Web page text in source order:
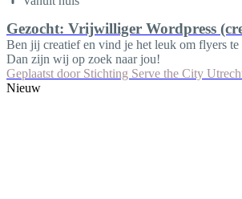
Gezocht: Vrijwilliger Wordpress
Ben jij creatief en vind je het leuk om flyers
Dan zijn wij op zoek naar jou!
Geplaatst door Stichting Serve the City
Nieuw